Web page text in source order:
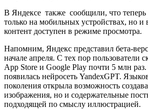
В Яндексе также сообщили, что
только на мобильных устройствах, но и
контент доступен в режиме просмотра.
Напомним, Яндекс представил бета-
начале апреля. С тех пор пользователи
App Store и Google Play почти 5 млн
появилась нейросеть YandexGPT.
поколения открыла возможность
изображения, но и содержательные
подходящей по смыслу иллюстрацией.